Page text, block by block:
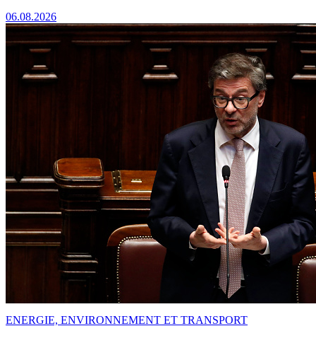
06.08.2026
ENERGIE, ENVIRONNEMENT ET TRANSPORT